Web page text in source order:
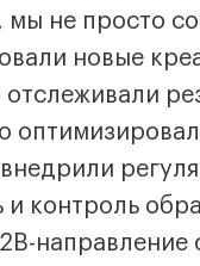
мы не просто
новые
и контроль
направление